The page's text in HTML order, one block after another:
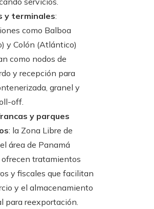
y terminales:
como Balboa
y Colón (Atlántico)
como nodos de
y recepción para
granel y
off.
y parques
: la Zona Libre de
área de Panamá
ofrecen tratamientos
y fiscales que facilitan
y el almacenamiento
para reexportación.